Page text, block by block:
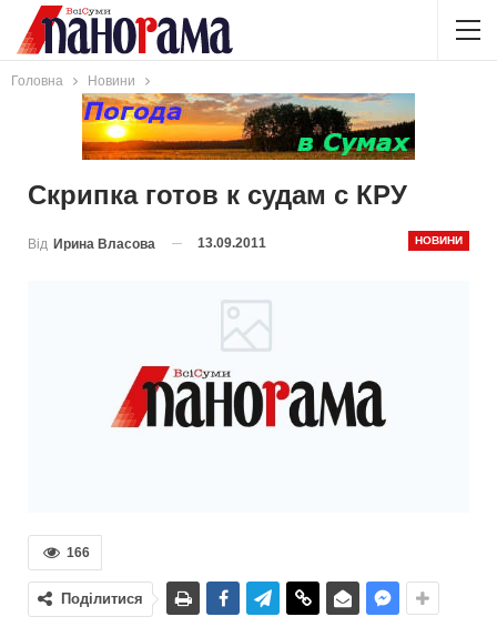
Головна Новини
Скрипка готов к судам с КРУ
НОВИНИ
Від Ирина Власова 13.09.2011
166
Поділитися